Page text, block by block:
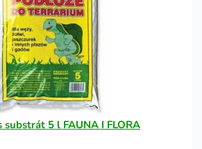
substrát 5 l FAUNA I FLORA